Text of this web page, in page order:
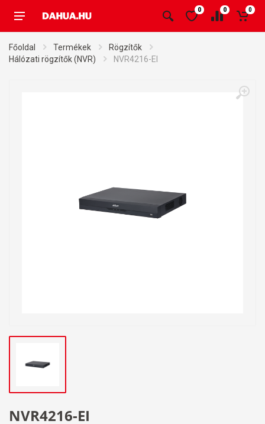
0 0 0
Főoldal Termékek
Rögzítők
Hálózati rögzítők (NVR)
NVR4216-EI
NVR4216-EI